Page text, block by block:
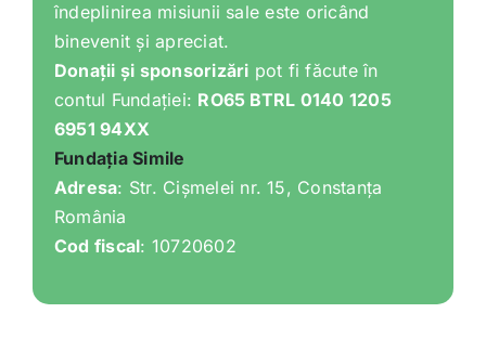
îndeplinirea misiunii sale este oricând
binevenit și apreciat.
Donații și sponsorizări pot fi făcute în
contul Fundației: RO65 BTRL 0140 1205
6951 94XX
Fundația Simile
Adresa: Str. Cișmelei nr. 15, Constanța
România
Cod fiscal: 10720602